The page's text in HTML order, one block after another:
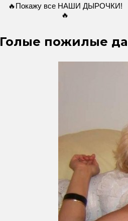
🔥Покажу все НАШИ ДЫРОЧКИ!
🔥
Голые пожилые